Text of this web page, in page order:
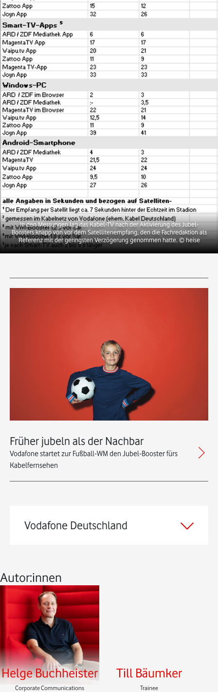
In den Messungen lag das Kabel-TV nach der Aktivierung des Jubel-
Boosters knapp von vor dem Satellitenempfang, den die Fachredaktion als
Referenz mit der geringsten Verzögerung genommen hatte. © heise
Früher jubeln als der Nachbar
Vodafone startet zur Fußball-WM den Jubel-Booster fürs
Kabelfernsehen
Vodafone Deutschland
Autor:innen
Helge Buchheister
Corporate Communications
Till Bäumker
Trainee